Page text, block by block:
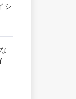
シ